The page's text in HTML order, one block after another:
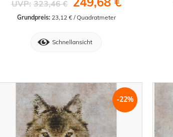
UVP: 323,46 €
Grundpreis: 23,12 € / Quadratmeter
Schnellansicht
-22%